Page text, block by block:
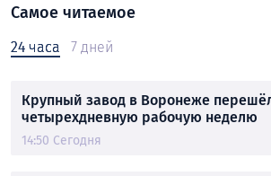
Самое читаемое
24 часа 7 дней
Крупный завод в Воронеже
четырехдневную рабочую неделю
14:50 Сегодня